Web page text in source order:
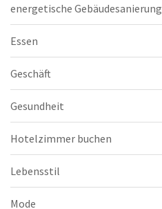
energetische Gebäudesanierung
Essen
Geschäft
Gesundheit
Hotelzimmer buchen
Lebensstil
Mode